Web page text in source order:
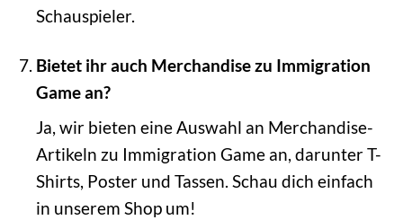
Schauspieler.
Bietet ihr auch Merchandise zu Immigration
Game an?
Ja, wir bieten eine Auswahl an Merchandise-
Artikeln zu Immigration Game an, darunter T-
Shirts, Poster und Tassen. Schau dich einfach
in unserem Shop um!